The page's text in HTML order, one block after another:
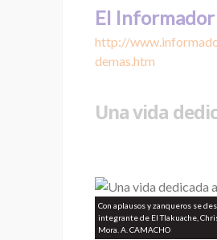
El Informador
http://
demas.htm
Una vida
Con aplausos y zanqueros se
integrante de El Tlakuache,
Mora. A. CAMACHO